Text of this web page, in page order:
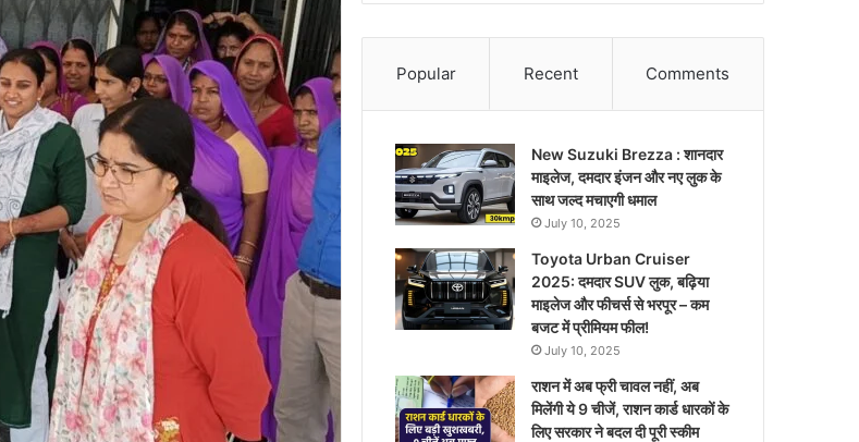
Popular Recent Comments
New Suzuki Brezza : शानदार
माइलेज, दमदार इंजन और नए लुक के
साथ जल्द मचाएगी धमाल
July 10, 2025
Toyota Urban Cruiser
2025: दमदार SUV लुक, बढ़िया
माइलेज और फीचर्स से भरपूर – कम
बजट में प्रीमियम फील!
July 10, 2025
राशन में अब फ्री चावल नहीं, अब
मिलेंगी ये 9 चीजें, राशन कार्ड धारकों के
लिए सरकार ने बदल दी पूरी स्कीम